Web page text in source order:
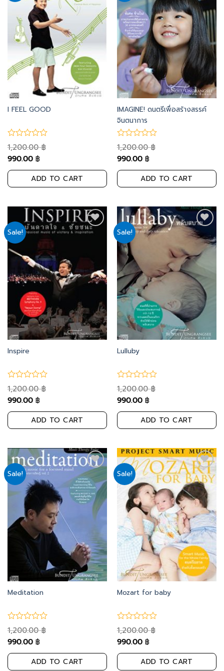
wishlist
I FEEL GOOD
1,200.00฿
990.00 ฿
ADD TO CART
wishlist
IMAGINE! ดนตรีเพื่อสร้างสรรค์
จินตนาการ
1,200.00฿
990.00 ฿
ADD TO CART
Sale!
Add
Inspire
1,200.00฿
990.00 ฿
ADD TO CART
Sale!
Add
to
wishlist
Lulluby
1,200.00฿
990.00 ฿
ADD TO CART
Sale!
Add
to
wishlist
Meditation
1,200.00฿
990.00 ฿
ADD TO CART
Sale!
Add
to
wishlist
Mozart for baby
1,200.00฿
990.00 ฿
ADD TO CART